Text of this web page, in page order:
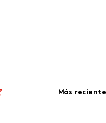
Más reciente